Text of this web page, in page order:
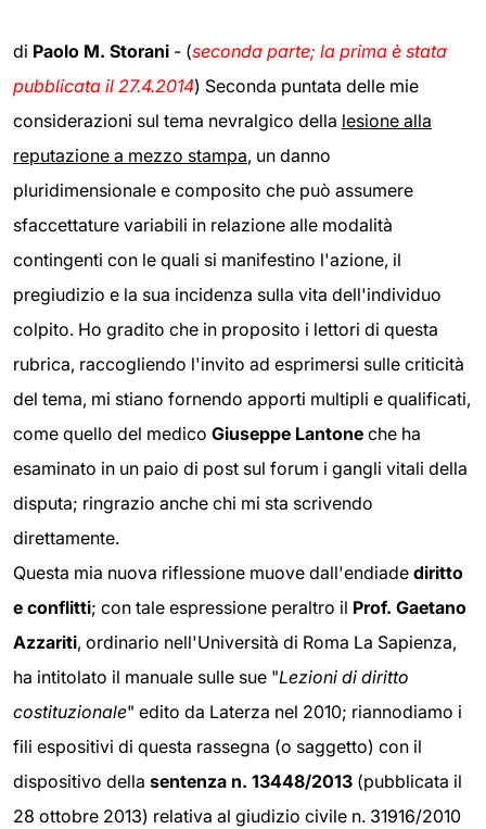
di Paolo M. Storani - (seconda parte; la prima è stata
pubblicata il 27.4.2014) Seconda puntata delle mie
considerazioni sul tema nevralgico della lesione alla
reputazione a mezzo stampa, un danno
pluridimensionale e composito che può assumere
sfaccettature variabili in relazione alle modalità
contingenti con le quali si manifestino l'azione, il
pregiudizio e la sua incidenza sulla vita dell'individuo
colpito. Ho gradito che in proposito i lettori di questa
rubrica, raccogliendo l'invito ad esprimersi sulle criticità
del tema, mi stiano fornendo apporti multipli e qualificati,
come quello del medico Giuseppe Lantone che ha
esaminato in un paio di post sul forum i gangli vitali della
disputa; ringrazio anche chi mi sta scrivendo
direttamente.
Questa mia nuova riflessione muove dall'endiade diritto
e conflitti; con tale espressione peraltro il Prof. Gaetano
Azzariti, ordinario nell'Università di Roma La Sapienza,
ha intitolato il manuale sulle sue "Lezioni di diritto
costituzionale" edito da Laterza nel 2010; riannodiamo i
fili espositivi di questa rassegna (o saggetto) con il
dispositivo della sentenza n. 13448/2013 (pubblicata il
28 ottobre 2013) relativa al giudizio civile n. 31916/2010